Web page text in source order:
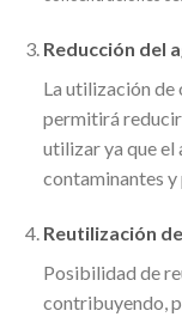
Reducción del
La utilización de
permitirá
utilizar ya que el
contaminantes
Reutilización
Posibilidad de
contribuyendo,